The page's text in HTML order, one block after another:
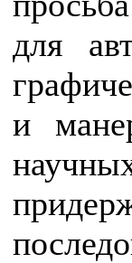
для
и